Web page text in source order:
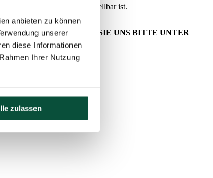
anbieten zu können
unserer
diese Informationen
Ihrer Nutzung
zulassen
aufzubauen und höhenverstellbar ist.
KONTAKTIEREN SIE UNS BITTE UNTER